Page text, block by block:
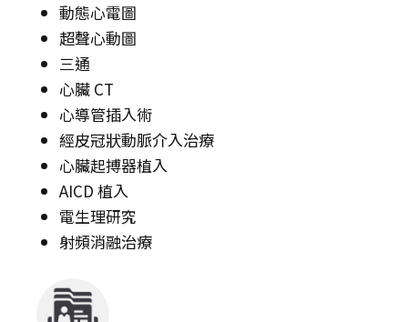
動態心電圖
超聲心動圖
三通
心臟 CT
心導管插入術
經皮冠狀動脈介入治療
心臟起搏器植入
AICD 植入
電生理研究
射頻消融治療